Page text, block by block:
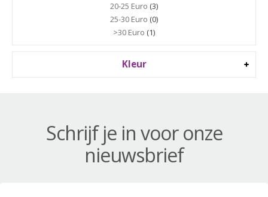
20-25 Euro (3)
25-30 Euro (0)
>30 Euro (1)
Kleur
Schrijf je in voor onze
nieuwsbrief